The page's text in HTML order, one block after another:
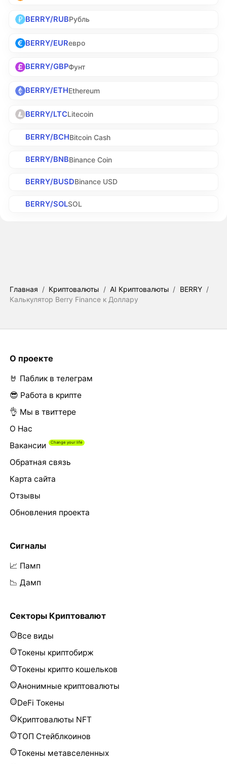
BERRY/RUBРубль
BERRY/EURевро
BERRY/GBPФунт
BERRY/ETHEthereum
BERRY/LTCLitecoin
BERRY/BCHBitcoin Cash
BERRY/BNBBinance Coin
BERRY/BUSDBinance USD
BERRY/SOLSOL
Главная / Криптовалюты / AI Криптовалюты / BERRY /
Калькулятор Berry Finance к Доллару
О проекте
🤘 Паблик в телеграм
😎 Работа в крипте
👌 Мы в твиттере
О Нас
Вакансии
Обратная связь
Карта сайта
Отзывы
Обновления проекта
Сигналы
📈 Памп
📉 Дамп
Секторы Криптовалют
Все виды
Токены криптобирж
Токены крипто кошельков
Анонимные криптовалюты
DeFi Токены
Криптовалюты NFT
ТОП Стейблкоинов
Токены метавселенных